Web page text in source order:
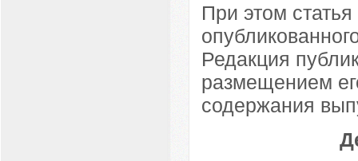
При этом
Редакция
размещением
содержания